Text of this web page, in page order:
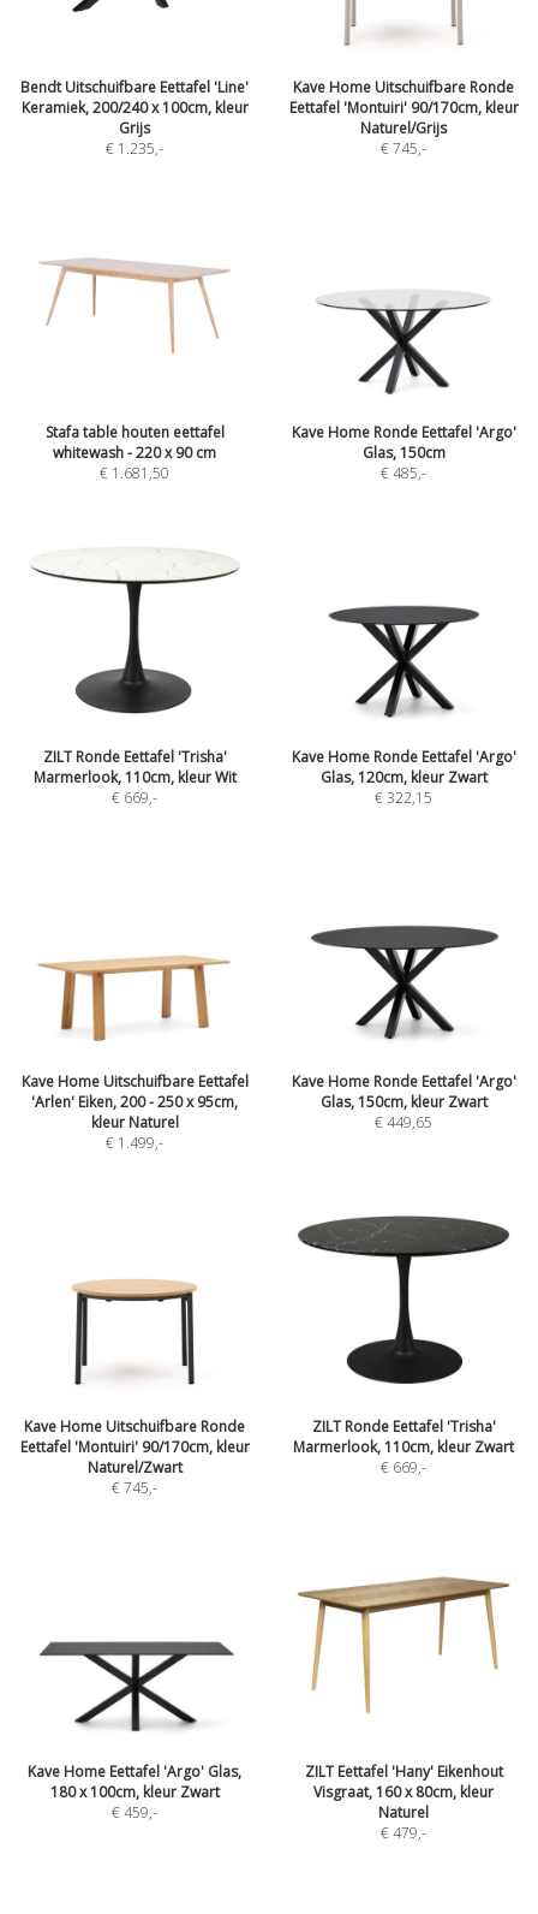
Bendt Uitschuifbare Eettafel 'Line'
Keramiek, 200/240 x 100cm, kleur
Grijs
€ 1.235,-
Kave Home Uitschuifbare Ronde
Eettafel 'Montuiri' 90/170cm, kleur
Naturel/Grijs
€ 745,-
Stafa table houten eettafel
whitewash - 220 x 90 cm
€ 1.681,50
Kave Home Ronde Eettafel 'Argo'
Glas, 150cm
€ 485,-
ZILT Ronde Eettafel 'Trisha'
Marmerlook, 110cm, kleur Wit
€ 669,-
Kave Home Ronde Eettafel 'Argo'
Glas, 120cm, kleur Zwart
€ 322,15
Kave Home Uitschuifbare Eettafel
'Arlen' Eiken, 200 - 250 x 95cm,
kleur Naturel
€ 1.499,-
Kave Home Ronde Eettafel 'Argo'
Glas, 150cm, kleur Zwart
€ 449,65
Kave Home Uitschuifbare Ronde
Eettafel 'Montuiri' 90/170cm, kleur
Naturel/Zwart
€ 745,-
ZILT Ronde Eettafel 'Trisha'
Marmerlook, 110cm, kleur Zwart
€ 669,-
Kave Home Eettafel 'Argo' Glas,
180 x 100cm, kleur Zwart
€ 459,-
ZILT Eettafel 'Hany' Eikenhout
Visgraat, 160 x 80cm, kleur
Naturel
€ 479,-